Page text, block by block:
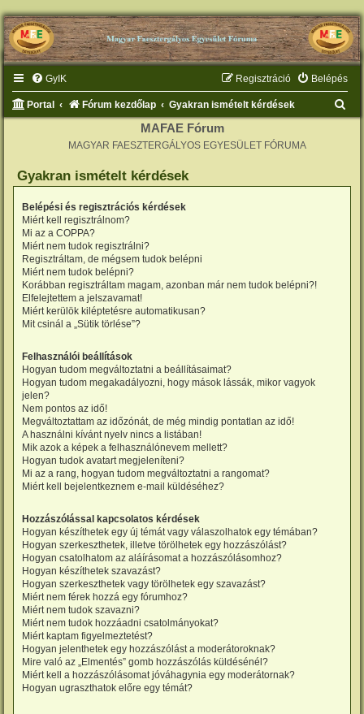
GyIK Belépés
Regisztráció
Portal Fórum kezdőlap Gyakran ismételt kérdések
s
MAFAE Fórum
MAGYAR FAESZTERGÁLYOS EGYESÜLET FÓRUMA
Gyakran ismételt kérdések
Belépési és regisztrációs kérdések
Miért kell regisztrálnom?
Mi az a COPPA?
Miért nem tudok regisztrálni?
Regisztráltam, de mégsem tudok belépni
Miért nem tudok belépni?
Korábban regisztráltam magam, azonban már nem tudok belépni?!
Elfelejtettem a jelszavamat!
Miért kerülök kiléptetésre automatikusan?
Mit csinál a „Sütik törlése”?
Felhasználói beállítások
Hogyan tudom megváltoztatni a beállításaimat?
Hogyan tudom megakadályozni, hogy mások lássák, mikor vagyok
jelen?
Nem pontos az idő!
Megváltoztattam az időzónát, de még mindig pontatlan az idő!
A használni kívánt nyelv nincs a listában!
Mik azok a képek a felhasználónevem mellett?
Hogyan tudok avatart megjeleníteni?
Mi az a rang, hogyan tudom megváltoztatni a rangomat?
Miért kell bejelentkeznem e-mail küldéséhez?
Hozzászólással kapcsolatos kérdések
Hogyan készíthetek egy új témát vagy válaszolhatok egy témában?
Hogyan szerkeszthetek, illetve törölhetek egy hozzászólást?
Hogyan csatolhatom az aláírásomat a hozzászólásomhoz?
Hogyan készíthetek szavazást?
Hogyan szerkeszthetek vagy törölhetek egy szavazást?
Miért nem férek hozzá egy fórumhoz?
Miért nem tudok szavazni?
Miért nem tudok hozzáadni csatolmányokat?
Miért kaptam figyelmeztetést?
Hogyan jelenthetek egy hozzászólást a moderátoroknak?
Mire való az „Elmentés” gomb hozzászólás küldésénél?
Miért kell a hozzászólásomat jóváhagynia egy moderátornak?
Hogyan ugraszthatok előre egy témát?